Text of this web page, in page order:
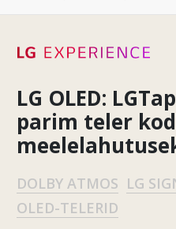
LG OLED:
parim teler
DOLBY ATMOS LG
OLED-TELERID